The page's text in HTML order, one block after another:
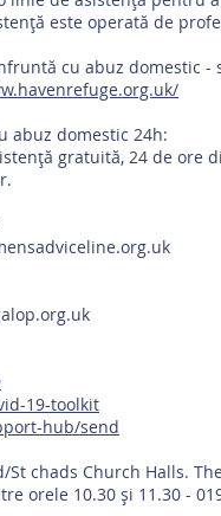
este operată de
cu abuz domestic
abuz domestic 24h:
gratuită, 24 de ore
19-toolkit
hub/send
chads Church Halls.
orele 10.30 și 11.30 -